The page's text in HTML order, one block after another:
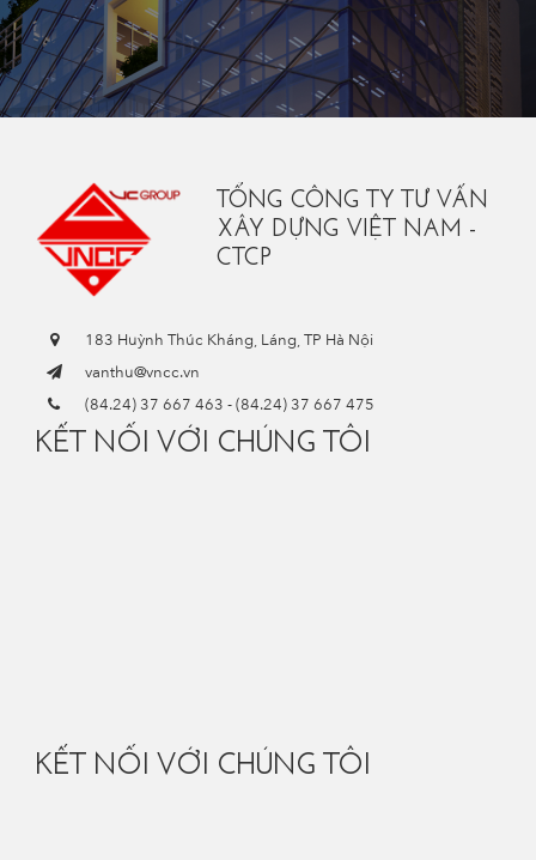
TỔNG CÔNG TY TƯ VẤN
XÂY DỰNG VIỆT NAM -
CTCP
183 Huỳnh Thúc Kháng, Láng, TP Hà Nội
vanthu@vncc.vn
(84.24) 37 667 463 -(84.24) 37 667 475
KẾT NỐI VỚI CHÚNG TÔI
KẾT NỐI VỚI CHÚNG TÔI